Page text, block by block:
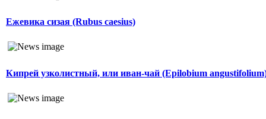
Ежевика сизая (Rubus caesius)
Кипрей узколистный, или иван-чай (Epilobium